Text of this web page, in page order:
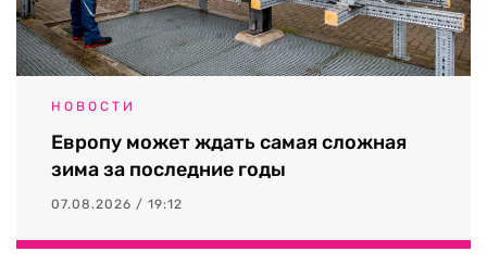
НОВОСТИ
Европу может ждать самая сложная
зима за последние годы
07.08.2026 / 19:12